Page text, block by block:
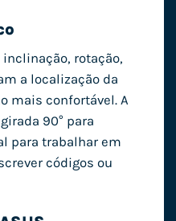
rotação,
a localização da
mais confortável. A
90° para
para trabalhar em
códigos ou